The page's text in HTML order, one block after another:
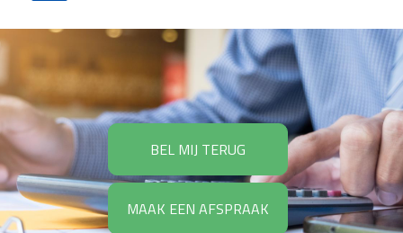
BEL MIJ TERUG
MAAK EEN AFSPRAAK